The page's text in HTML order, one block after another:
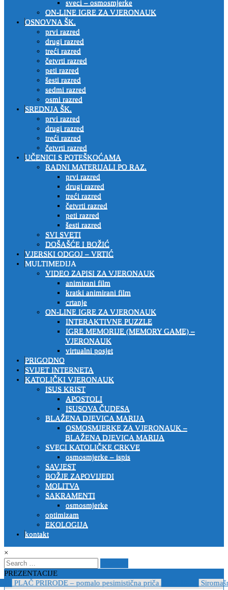
sveci – osmosmjerke
ON-LINE IGRE ZA VJERONAUK
OSNOVNA ŠK.
prvi razred
drugi razred
treći razred
četvrti razred
peti razred
šesti razred
sedmi razred
osmi razred
SREDNJA ŠK.
prvi razred
drugi razred
treći razred
četvrti razred
UČENICI S POTEŠKOĆAMA
RADNI MATERIJALI PO RAZ.
prvi razred
drugi razred
treći razred
četvrti razred
peti razred
šesti razred
SVI SVETI
DOŠAŠĆE I BOŽIĆ
VJERSKI ODGOJ – VRTIĆ
MULTIMEDIJA
VIDEO ZAPISI ZA VJERONAUK
animirani film
kratki animirani film
crtanje
ON-LINE IGRE ZA VJERONAUK
INTERAKTIVNE PUZZLE
IGRE MEMORIJE (MEMORY GAME) –
VJERONAUK
virtualni posjet
PRIGODNO
SVIJET INTERNETA
KATOLIČKI VJERONAUK
ISUS KRIST
APOSTOLI
ISUSOVA ČUDESA
BLAŽENA DJEVICA MARIJA
OSMOSMJERKE ZA VJERONAUK –
BLAŽENA DJEVICA MARIJA
SVECI KATOLIČKE CRKVE
osmosmjerke – ispis
SAVJEST
BOŽJE ZAPOVIJEDI
MOLITVA
SAKRAMENTI
osmosmjerke
optimizam
EKOLOGIJA
kontakt
×
Search
for:
PREZENTACIJE
PLAČ PRIRODE – pomalo pesimistična priča 2022-10-26